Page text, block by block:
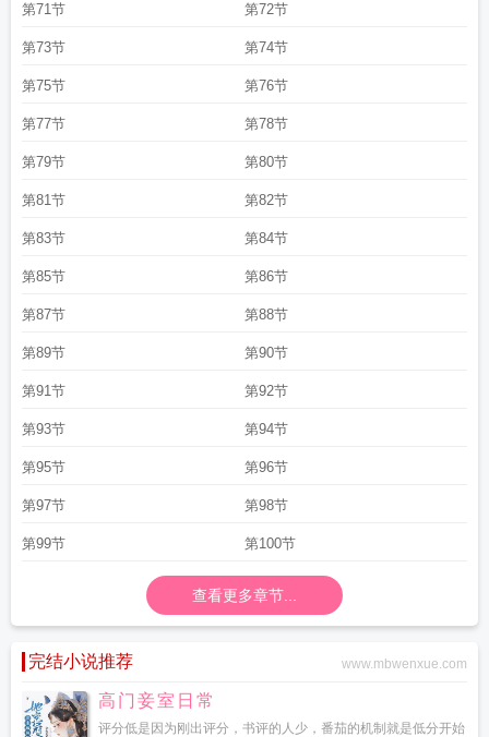
第71节 第72节
第73节 第74节
第75节 第76节
第77节 第78节
第79节 第80节
第81节 第82节
第83节 第84节
第85节 第86节
第87节 第88节
第89节 第90节
第91节 第92节
第93节 第94节
第95节 第96节
第97节 第98节
第99节 第100节
查看更多章节...
完结小说推荐 www.mbwenxue.com
高门妾室日常
评分低是因为刚出评分，书评的人少，番茄的机制就是低分开始